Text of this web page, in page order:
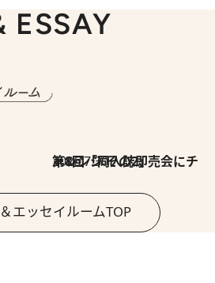
ESSAY
2026.7.30
第8回「同人誌即売会にチャレンジ その2」
エッセイルームTOP